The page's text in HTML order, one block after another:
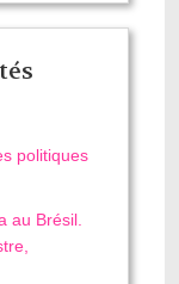
politiques
au Brésil.